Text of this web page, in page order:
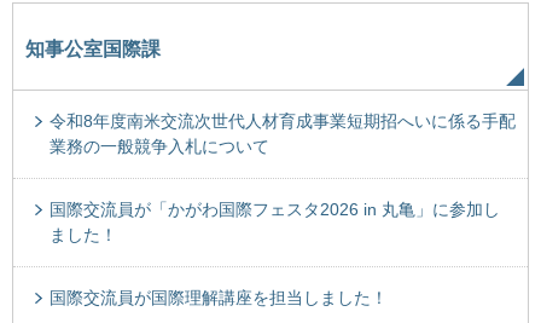
知事公室国際課
令和8年度南米交流次世代人材育成事業短期招へいに係る手配
業務の一般競争入札について
国際交流員が「かがわ国際フェスタ2026 in 丸亀」に参加し
ました！
国際交流員が国際理解講座を担当しました！